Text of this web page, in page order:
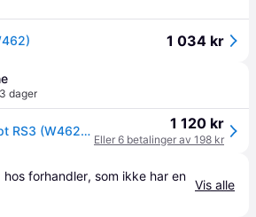
1 034 kr
dager
Hankook Winter i*cept RS3 (W462) ( 175/65 R14 82T 4PR SBL ) 1 120 kr
Eller 6 betalinger av 198 kr
hos forhandler, som ikke har en
Vis alle